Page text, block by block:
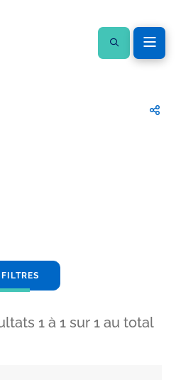
FILTRES
1 à 1 sur 1 au total